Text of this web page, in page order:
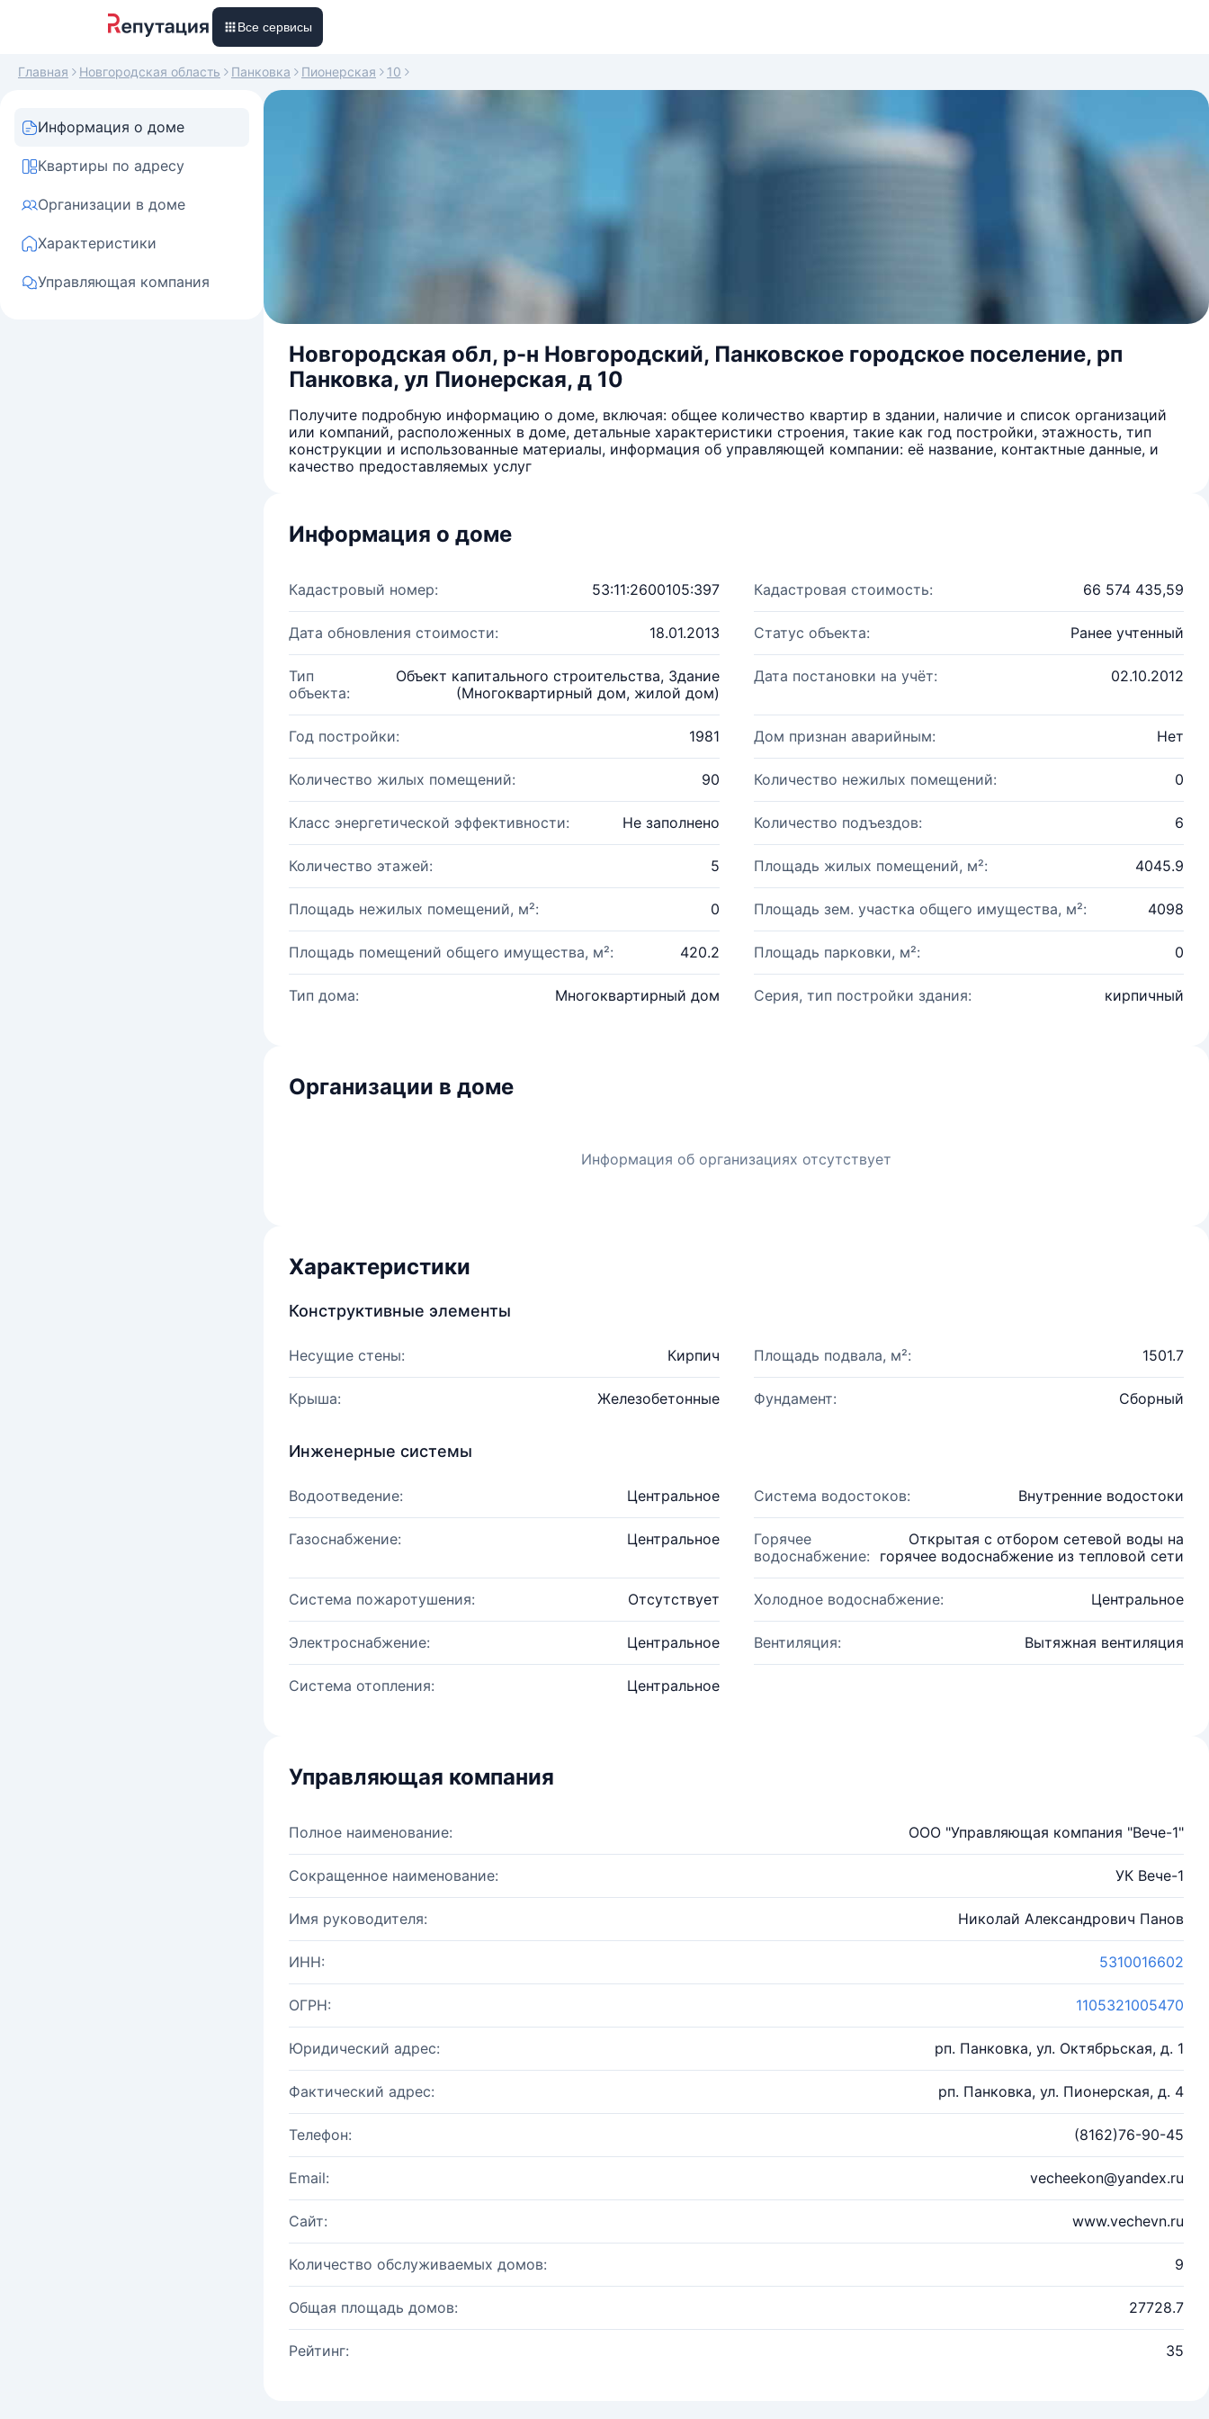
Все сервисы
Главная Новгородская область Панковка Пионерская 10
Информация о доме
Квартиры по адресу
Организации в доме
Характеристики
Управляющая компания
Новгородская обл, р-н Новгородский, Панковское городское поселение, рп
Панковка, ул Пионерская, д 10
Получите подробную информацию о доме, включая: общее количество квартир в здании, наличие и список организаций
или компаний, расположенных в доме, детальные характеристики строения, такие как год постройки, этажность, тип
конструкции и использованные материалы, информация об управляющей компании: её название, контактные данные, и
качество предоставляемых услуг
Информация о доме
Кадастровый номер: 53:11:2600105:397 Кадастровая стоимость: 66 574 435,59
Дата обновления стоимости: 18.01.2013 Статус объекта: Ранее учтенный
Тип
объекта:
Объект капитального строительства, Здание
(Многоквартирный дом, жилой дом)
Дата постановки на учёт: 02.10.2012
Год постройки: 1981 Дом признан аварийным: Нет
Количество жилых помещений: 90 Количество нежилых помещений: 0
Класс энергетической эффективности: Не заполнено Количество подъездов: 6
Количество этажей: 5 Площадь жилых помещений, м²: 4045.9
Площадь нежилых помещений, м²: 0 Площадь зем. участка общего имущества, м²: 4098
Площадь помещений общего имущества, м²: 420.2 Площадь парковки, м²: 0
Тип дома: Многоквартирный дом Серия, тип постройки здания: кирпичный
Организации в доме
Информация об организациях отсутствует
Характеристики
Конструктивные элементы
Несущие стены: Кирпич Площадь подвала, м²: 1501.7
Крыша: Железобетонные Фундамент: Сборный
Инженерные системы
Водоотведение: Центральное Система водостоков: Внутренние водостоки
Газоснабжение: Центральное
Горячее
водоснабжение:
Открытая с отбором сетевой воды на
горячее водоснабжение из тепловой сети
Система пожаротушения: Отсутствует Холодное водоснабжение: Центральное
Электроснабжение: Центральное Вентиляция: Вытяжная вентиляция
Система отопления: Центральное
Управляющая компания
Полное наименование: ООО "Управляющая компания "Вече-1"
Сокращенное наименование: УК Вече-1
Имя руководителя: Николай Александрович Панов
ИНН: 5310016602
ОГРН: 1105321005470
Юридический адрес: рп. Панковка, ул. Октябрьская, д. 1
Фактический адрес: рп. Панковка, ул. Пионерская, д. 4
Телефон: (8162)76-90-45
Email: vecheekon@yandex.ru
Сайт: www.vechevn.ru
Количество обслуживаемых домов: 9
Общая площадь домов: 27728.7
Рейтинг: 35